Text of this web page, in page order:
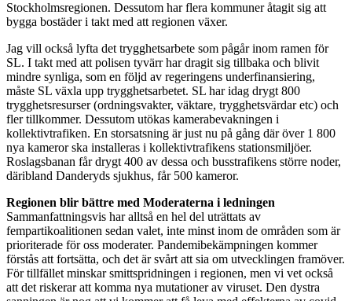
Stockholmsregionen. Dessutom har flera kommuner åtagit sig att
bygga bostäder i takt med att regionen växer.
Jag vill också lyfta det trygghetsarbete som pågår inom ramen för
SL. I takt med att polisen tyvärr har dragit sig tillbaka och blivit
mindre synliga, som en följd av regeringens underfinansiering,
måste SL växla upp trygghetsarbetet. SL har idag drygt 800
trygghetsresurser (ordningsvakter, väktare, trygghetsvärdar etc) och
fler tillkommer. Dessutom utökas kamerabevakningen i
kollektivtrafiken. En storsatsning är just nu på gång där över 1 800
nya kameror ska installeras i kollektivtrafikens stationsmiljöer.
Roslagsbanan får drygt 400 av dessa och busstrafikens större noder,
däribland Danderyds sjukhus, får 500 kameror.
Regionen blir bättre med Moderaterna i ledningen
Sammanfattningsvis har alltså en hel del uträttats av
fempartikoalitionen sedan valet, inte minst inom de områden som är
prioriterade för oss moderater. Pandemibekämpningen kommer
förstås att fortsätta, och det är svårt att sia om utvecklingen framöver.
För tillfället minskar smittspridningen i regionen, men vi vet också
att det riskerar att komma nya mutationer av viruset. Den dystra